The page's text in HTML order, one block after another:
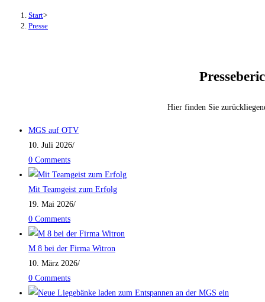
Start>
Presse
Hier finden Sie
MGS auf OTV
10. Juli 2026/
0 Comments
Mit Teamgeist zum Erfolg
19. Mai 2026/
0 Comments
M 8 bei der Firma Witron
10. März 2026/
0 Comments